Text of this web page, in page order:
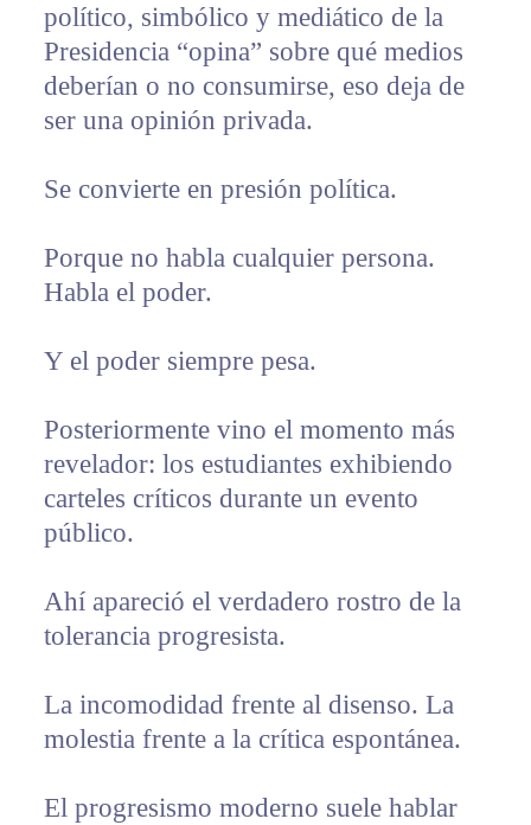
político, simbólico y mediático de la
Presidencia “opina” sobre qué medios
deberían o no consumirse, eso deja de
ser una opinión privada.
Se convierte en presión política.
Porque no habla cualquier persona.
Habla el poder.
Y el poder siempre pesa.
Posteriormente vino el momento más
revelador: los estudiantes exhibiendo
carteles críticos durante un evento
público.
Ahí apareció el verdadero rostro de la
tolerancia progresista.
La incomodidad frente al disenso. La
molestia frente a la crítica espontánea.
El progresismo moderno suele hablar